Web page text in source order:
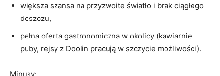
większa szansa na przyzwoite światło i brak ciągłego
deszczu,
pełna oferta gastronomiczna w okolicy (kawiarnie,
puby, rejsy z Doolin pracują w szczycie możliwości).
Minusy: